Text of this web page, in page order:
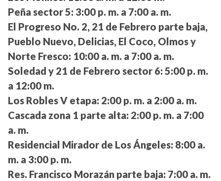
Peña sector 5: 3:00 p. m. a 7:00 a. m.
El Progreso No. 2, 21 de Febrero parte baja,
Pueblo Nuevo, Delicias, El Coco, Olmos y
Norte Fresco: 10:00 a. m. a 7:00 a. m.
Soledad y 21 de Febrero sector 6: 5:00 p. m.
a 12:00 m.
Los Robles V etapa: 2:00 p. m. a 2:00 a. m.
Cascada zona 1 parte alta: 2:00 p. m. a 7:00
a. m.
Residencial Mirador de Los Ángeles: 8:00 a.
m. a 3:00 p. m.
Res. Francisco Morazán parte baja: 7:00 a. m.